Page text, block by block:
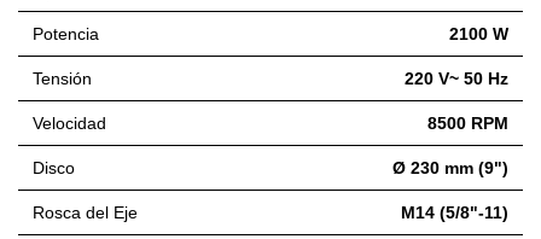
Potencia 2100 W
Tensión 220 V~ 50 Hz
Velocidad 8500 RPM
Disco Ø 230 mm (9")
Rosca del Eje M14 (5/8"-11)